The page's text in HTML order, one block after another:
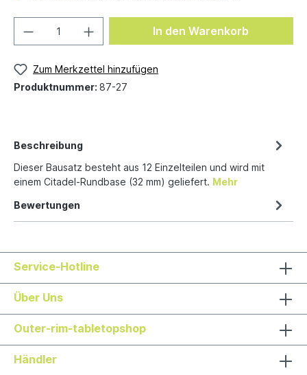
In den Warenkorb
Zum Merkzettel hinzufügen
Produktnummer: 87-27
Beschreibung
Dieser Bausatz besteht aus 12 Einzelteilen und wird mit
einem Citadel-Rundbase (32 mm) geliefert. Mehr
Bewertungen
Service-Hotline
Über Uns
Outer-rim-tabletopshop
Händler